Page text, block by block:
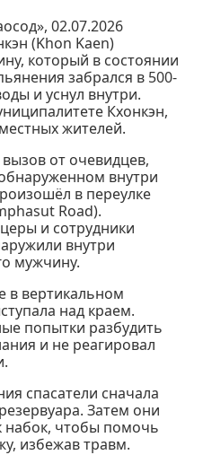
02.07.2026
(Khon Kaen)
который в состоянии
забрался в 500-
и уснул внутри.
Кхонкэн,
жителей.
от очевидцев,
внутри
в переулке
Road).
и сотрудники
внутри
мужчину.
в вертикальном
над краем.
попытки разбудить
и не реагировал
спасатели сначала
Затем они
набок, чтобы помочь
избежав травм.